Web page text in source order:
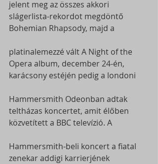
jelent meg az összes akkori
slágerlista-rekordot megdöntő
Bohemian Rhapsody, majd a
platinalemezzé vált A Night of the
Opera album, december 24-én,
karácsony estéjén pedig a londoni
Hammersmith Odeonban adtak
teltházas koncertet, amit élőben
közvetített a BBC televízió. A
Hammersmith-beli koncert a fiatal
zenekar addigi karrierjének